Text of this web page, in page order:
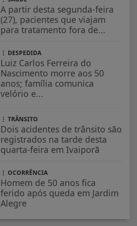
A partir desta segunda-feira
(27), pacientes que viajam
para tratamento fora de...
DESPEDIDA
Luiz Carlos Ferreira do
Nascimento morre aos 50
anos; família comunica
velório e...
TRÂNSITO
Dois acidentes de trânsito são
registrados na tarde desta
quarta-feira em Ivaiporã
OCORRÊNCIA
Homem de 50 anos fica
ferido após queda em Jardim
Alegre